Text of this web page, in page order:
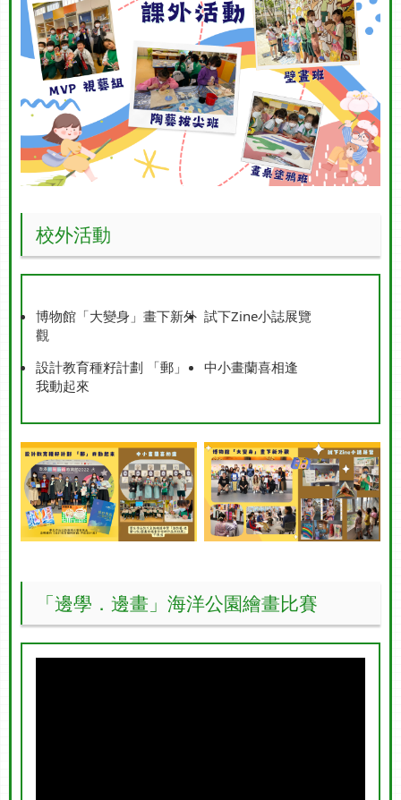
校外活動
博物館「大變身」畫下新外
觀
試下Zine小誌展覽
設計教育種籽計劃 「郵」
我動起來
中小畫蘭喜相逢
「邊學．邊畫」海洋公園繪畫比賽